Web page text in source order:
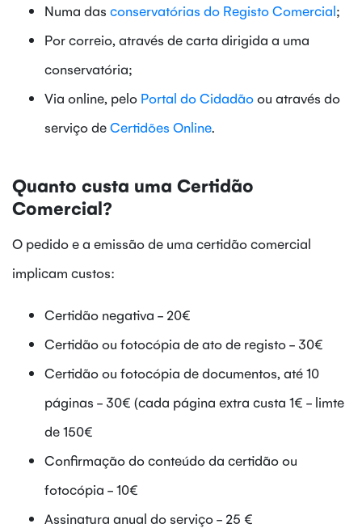
Numa das conservatórias do Registo Comercial;
Por correio, através de carta dirigida a uma
conservatória;
Via online, pelo Portal do Cidadãoou através do
serviço deCertidões Online.
Quanto custa uma Certidão
Comercial?
O pedido e a emissão de uma certidão comercial
implicam custos:
Certidão negativa - 20€
Certidão ou fotocópia de ato de registo - 30€
Certidão ou fotocópia de documentos, até 10
páginas - 30€ (cada página extra custa 1€ - limte
de 150€
Confirmação do conteúdo da certidão ou
fotocópia - 10€
Assinatura anual do serviço - 25 €